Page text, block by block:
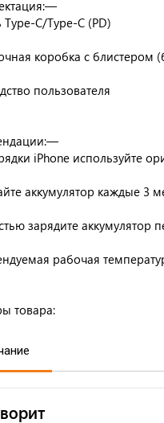
Type-C/Type-C (PD)
коробка с блистером
пользователя
iPhone используйте
аккумулятор каждые 3
зарядите аккумулятор
рабочая
товара: